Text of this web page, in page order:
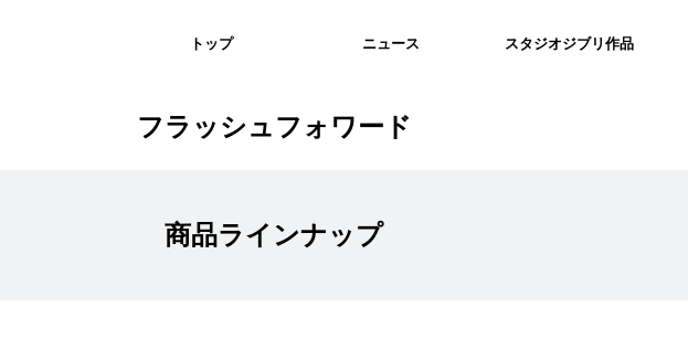
トップ ニュース スタジオジブリ作品
フラッシュフォワード
商品ラインナップ